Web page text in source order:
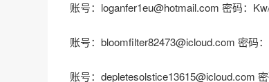
账号：loganfer1eu@hotmail.com 密码：
账号：bloomfilter82473@icloud.com 密码
账号：depletesolstice13615@icloud.com